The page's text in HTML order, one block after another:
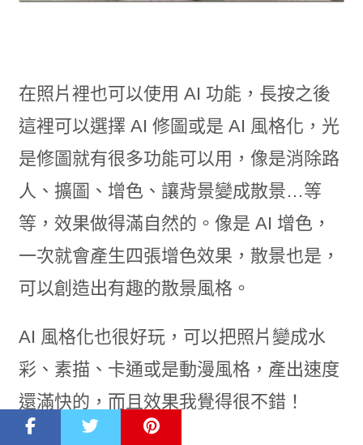
在照片裡也可以使用 AI 功能，長按之後
這裡可以選擇 AI 修圖或是 AI 風格化，光
是修圖就有很多功能可以用，像是消除路
人、擴圖、增色、讓背景變成散景…等
等，效果做得滿自然的。像是 AI 增色，
一次就會產生四張增色效果，散景也是，
可以創造出有趣的散景風格。
AI 風格化也很好玩，可以把照片變成水
彩、素描、卡通或是動漫風格，產出速度
還滿快的，而且效果我覺得很不錯！